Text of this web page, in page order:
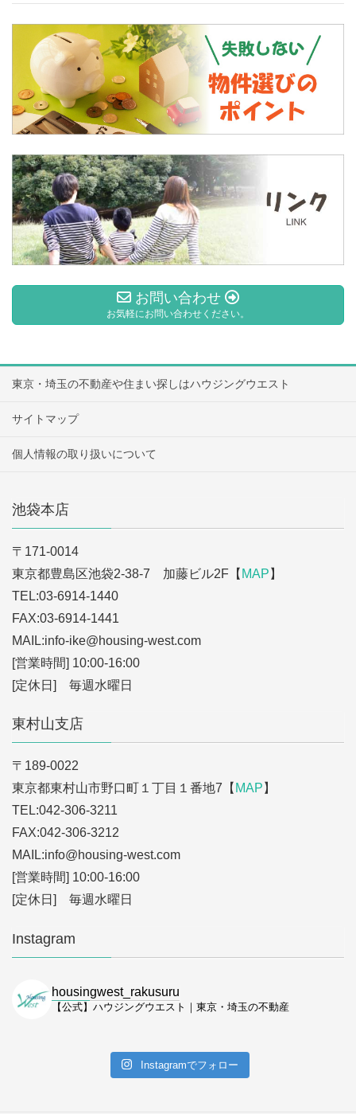
お問い合わせ
お気軽にお問い合わせください。
東京・埼玉の不動産や住まい探しはハウジングウエスト
サイトマップ
個人情報の取り扱いについて
池袋本店
〒171-0014
東京都豊島区池袋2-38-7 加藤ビル2F【 MAP 】
TEL:03-6914-1440
FAX:03-6914-1441
MAIL:info-ike@housing-west.com
[営業時間] 10:00-16:00
[定休日] 毎週水曜日
東村山支店
〒189-0022
東京都東村山市野口町１丁目１番地7【 MAP 】
TEL:042-306-3211
FAX:042-306-3212
MAIL:info@housing-west.com
[営業時間] 10:00-16:00
[定休日] 毎週水曜日
Instagram
housingwest_rakusuru
【公式】ハウジングウエスト｜東京・埼玉の不動産
Instagramでフォロー